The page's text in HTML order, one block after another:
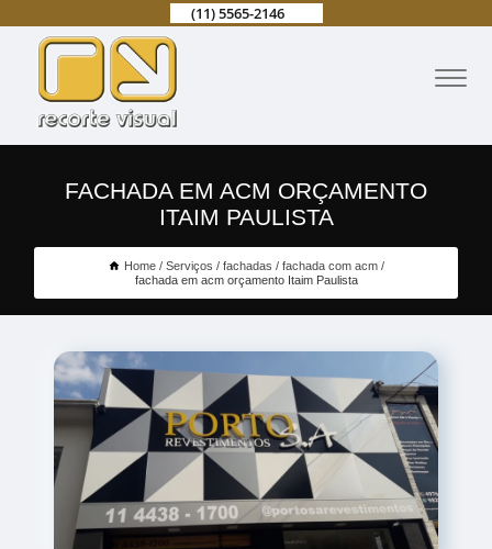
(11) 5565-2146
FACHADA EM ACM ORÇAMENTO
ITAIM PAULISTA
Home Serviços fachadas
fachada com acm
fachada em acm orçamento Itaim Paulista